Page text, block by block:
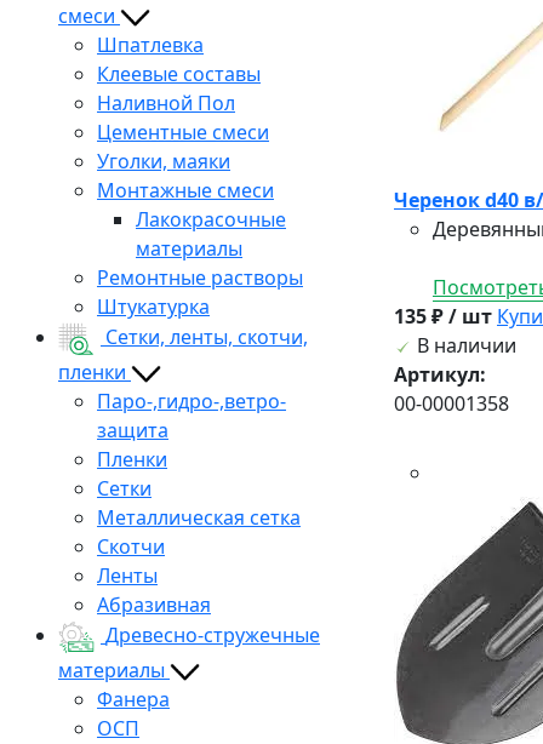
смеси
Шпатлевка
Клеевые составы
Наливной Пол
Цементные смеси
Уголки, маяки
Монтажные смеси
Лакокрасочные
материалы
Ремонтные растворы
Штукатурка
Сетки, ленты, скотчи,
пленки
Паро-,гидро-,ветро-
защита
Пленки
Сетки
Металлическая сетка
Скотчи
Ленты
Абразивная
Древесно-стружечные
материалы
Фанера
ОСП
Черенок d40
135 ₽ / шт
В наличии
Артикул:
00-00001358